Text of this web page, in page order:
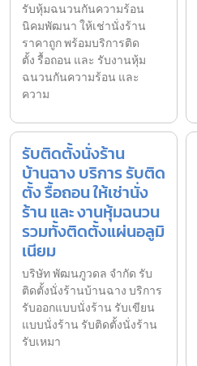
รับหุ้มฉนวนกันความร้อน
นิคมพัฒนา ให้เช่านั่งร้าน
ราคาถูก พร้อมบริการติด
ตั้ง รื้อถอน และ รับงานหุ้ม
ฉนวนกันความร้อน และ
ความ
รับติดตั้งนั่งร้าน
บ้านฉาง บริการ รับติด
ตั้ง รื้อถอน ให้เช่านั่ง
ร้าน และ งานหุ้มฉนวน
รวมทั้งติดตั้งแผ่นอลูมิ
เนียม
บริษัท พัฒนภูวดล จำกัด รับ
ติดตั้งนั่งร้านบ้านฉาง บริการ
รับออกแบบนั่งร้าน รับเขียน
แบบนั่งร้าน รับติดตั้งนั่งร้าน
รับเหมา